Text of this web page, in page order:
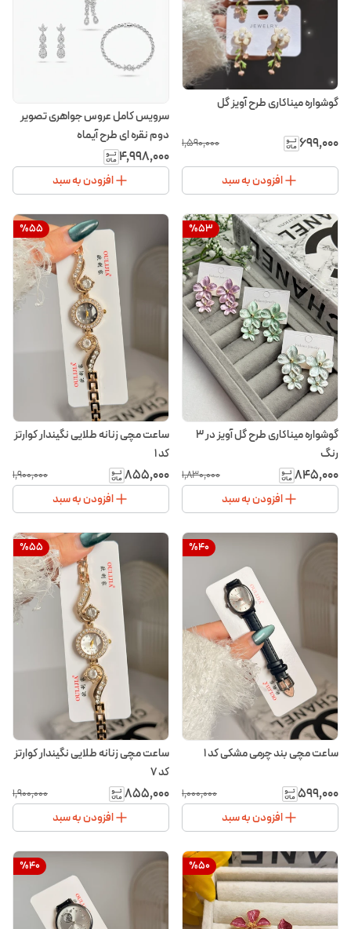
گوشواره میناکاری طرح آویز گل
۶۹۹٬۰۰۰ ۱٬۵۹۰٬۰۰۰
افزودن به سبد
سرویس کامل عروس جواهری تصویر
دوم نقره ای طرح آیماه
۴٬۹۹۸٬۰۰۰
افزودن به سبد
%53
گوشواره میناکاری طرح گل آویز در ۳
رنگ
۸۴۵٬۰۰۰ ۱٬۸۳۰٬۰۰۰
افزودن به سبد
%55
ساعت مچی زنانه طلایی نگیندار کوارتز
کد ۱
۸۵۵٬۰۰۰ ۱٬۹۰۰٬۰۰۰
افزودن به سبد
%40
ساعت مچی بند چرمی مشکی کد ۱
۵۹۹٬۰۰۰ ۱٬۰۰۰٬۰۰۰
افزودن به سبد
%55
ساعت مچی زنانه طلایی نگیندار کوارتز
کد ۷
۸۵۵٬۰۰۰ ۱٬۹۰۰٬۰۰۰
افزودن به سبد
%50
%40